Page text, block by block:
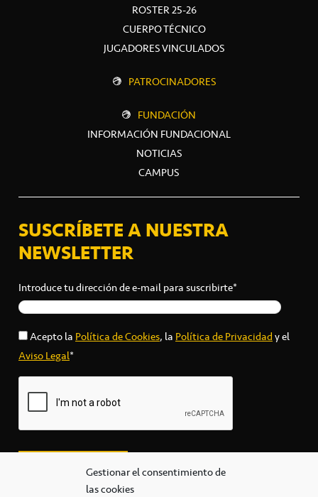
Gestionar el consentimiento de
las cookies
ROSTER 25-26
CUERPO TÉCNICO
JUGADORES VINCULADOS
PATROCINADORES
FUNDACIÓN
INFORMACIÓN FUNDACIONAL
NOTICIAS
CAMPUS
SUSCRÍBETE A NUESTRA
NEWSLETTER
Introduce tu dirección de e-mail para suscribirte*
Acepto laPolítica de Cookies, laPolítica de Privacidady el
Aviso Legal*